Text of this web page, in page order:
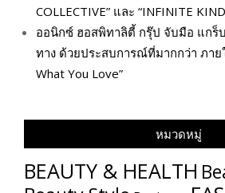
COLLECTIVE” และ “INFINITE
ออนิกซ์ ฮอสพิทาลิตี้ กรุ๊ป จับมือ แกร็
ทาง ด้วยประสบการณ์ที่มากกว่า ภา
What You Love”
หมวดหมู่
BEAUTY & HEALTH